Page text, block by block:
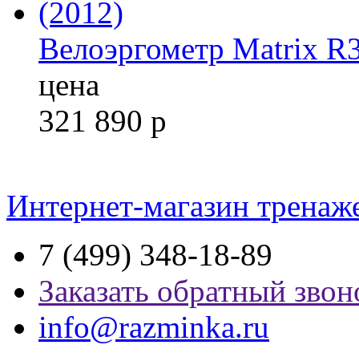
Велоэргометр Matrix
цена
321 890 р
Интернет-магазин
7 (499) 348-18-89
Заказать обратный
info@razminka.ru